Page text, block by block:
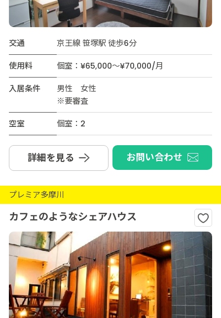
交通
京王線 笹塚駅 徒歩6分
使用料
個室：¥65,000～¥70,000/月
入居条件
男性 女性
※要審査
空室
個室：2
詳細を見る お問い合わせ
プレミア多摩川
カフェのようなシェアハウス